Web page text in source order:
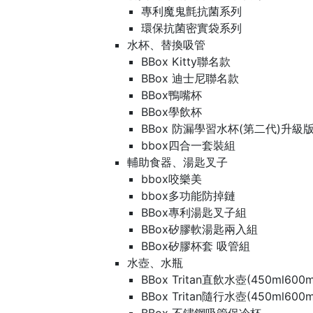
專利魔鬼氈抗菌系列
環保抗菌密實袋系列
水杯、替換吸管
BBox Kitty聯名款
BBox 迪士尼聯名款
BBox鴨嘴杯
BBox學飲杯
BBox 防漏學習水杯(第二代)升級版
bbox四合一套裝組
輔助食器、湯匙叉子
bbox咬樂美
bbox多功能防掉鏈
BBox專利湯匙叉子組
BBox矽膠軟湯匙兩入組
BBox矽膠杯套 吸管組
水壺、水瓶
BBox Tritan直飲水壺
BBox Tritan隨行水壺